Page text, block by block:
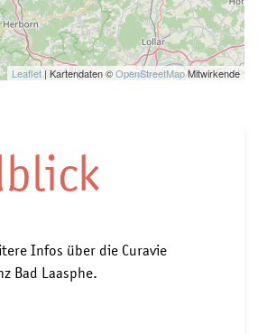
Leaflet | Kartendaten ©OpenStreetMapMitwirkende
Infos über die Curavie
Bad Laasphe.